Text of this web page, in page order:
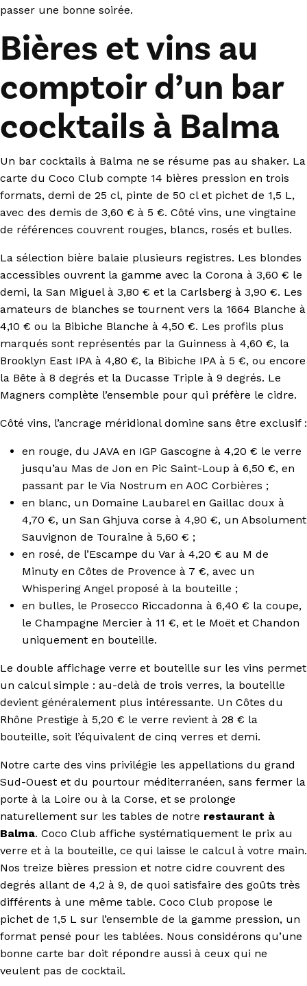
passer une bonne soirée.
Bières et vins au
comptoir d’un bar
cocktails à Balma
Un bar cocktails à Balma ne se résume pas au shaker. La
carte du Coco Club compte 14 bières pression en trois
formats, demi de 25 cl, pinte de 50 cl et pichet de 1,5 L,
avec des demis de 3,60 € à 5 €. Côté vins, une vingtaine
de références couvrent rouges, blancs, rosés et bulles.
La sélection bière balaie plusieurs registres. Les blondes
accessibles ouvrent la gamme avec la Corona à 3,60 € le
demi, la San Miguel à 3,80 € et la Carlsberg à 3,90 €. Les
amateurs de blanches se tournent vers la 1664 Blanche à
4,10 € ou la Bibiche Blanche à 4,50 €. Les profils plus
marqués sont représentés par la Guinness à 4,60 €, la
Brooklyn East IPA à 4,80 €, la Bibiche IPA à 5 €, ou encore
la Bête à 8 degrés et la Ducasse Triple à 9 degrés. Le
Magners complète l’ensemble pour qui préfère le cidre.
Côté vins, l’ancrage méridional domine sans être exclusif :
en rouge, du JAVA en IGP Gascogne à 4,20 € le verre
jusqu’au Mas de Jon en Pic Saint-Loup à 6,50 €, en
passant par le Via Nostrum en AOC Corbières ;
en blanc, un Domaine Laubarel en Gaillac doux à
4,70 €, un San Ghjuva corse à 4,90 €, un Absolument
Sauvignon de Touraine à 5,60 € ;
en rosé, de l’Escampe du Var à 4,20 € au M de
Minuty en Côtes de Provence à 7 €, avec un
Whispering Angel proposé à la bouteille ;
en bulles, le Prosecco Riccadonna à 6,40 € la coupe,
le Champagne Mercier à 11 €, et le Moët et Chandon
uniquement en bouteille.
Le double affichage verre et bouteille sur les vins permet
un calcul simple : au-delà de trois verres, la bouteille
devient généralement plus intéressante. Un Côtes du
Rhône Prestige à 5,20 € le verre revient à 28 € la
bouteille, soit l’équivalent de cinq verres et demi.
Notre carte des vins privilégie les appellations du grand
Sud-Ouest et du pourtour méditerranéen, sans fermer la
porte à la Loire ou à la Corse, et se prolonge
naturellement sur les tables de notre restaurant à
Balma. Coco Club affiche systématiquement le prix au
verre et à la bouteille, ce qui laisse le calcul à votre main.
Nos treize bières pression et notre cidre couvrent des
degrés allant de 4,2 à 9, de quoi satisfaire des goûts très
différents à une même table. Coco Club propose le
pichet de 1,5 L sur l’ensemble de la gamme pression, un
format pensé pour les tablées. Nous considérons qu’une
bonne carte bar doit répondre aussi à ceux qui ne
veulent pas de cocktail.